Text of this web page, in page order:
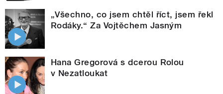
„Všechno, co jsem chtěl říct, jsem řekl
Rodáky.“ Za Vojtěchem Jasným
Hana Gregorová s dcerou Rolou
v Nezatloukat